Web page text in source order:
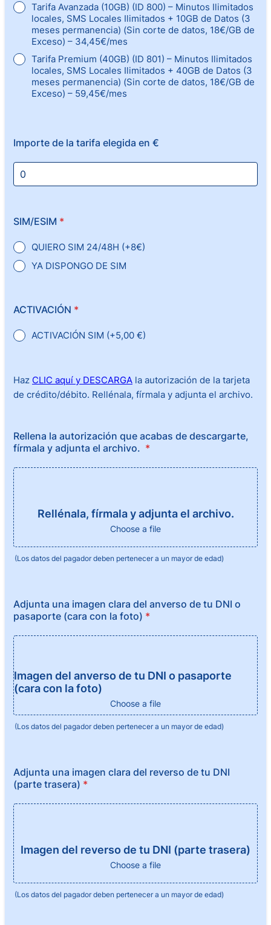
Tarifa Avanzada (10GB) (ID 800) – Minutos Ilimitados
locales, SMS Locales Ilimitados + 10GB de Datos (3
meses permanencia) (Sin corte de datos, 18€/GB de
Exceso) – 34,45€/mes
Tarifa Premium (40GB) (ID 801) – Minutos Ilimitados
locales, SMS Locales Ilimitados + 40GB de Datos (3
meses permanencia) (Sin corte de datos, 18€/GB de
Exceso) – 59,45€/mes
Importe de la tarifa elegida en €
SIM/ESIM *
QUIERO SIM 24/48H (+8€)
YA DISPONGO DE SIM
ACTIVACIÓN *
ACTIVACIÓN SIM (+5,00 €)
Haz CLIC aquí y DESCARGA la autorización de la tarjeta
de crédito/débito. Rellénala, fírmala y adjunta el archivo.
Rellena la autorización que acabas de descargarte,
fírmala y adjunta el archivo. *
Rellénala, fírmala y adjunta el archivo.
Choose a file
(Los datos del pagador deben pertenecer a un mayor de edad)
Adjunta una imagen clara del anverso de tu DNI o
pasaporte (cara con la foto) *
Imagen del anverso de tu DNI o pasaporte
(cara con la foto)
Choose a file
(Los datos del pagador deben pertenecer a un mayor de edad)
Adjunta una imagen clara del reverso de tu DNI
(parte trasera) *
Imagen del reverso de tu DNI (parte trasera)
Choose a file
(Los datos del pagador deben pertenecer a un mayor de edad)